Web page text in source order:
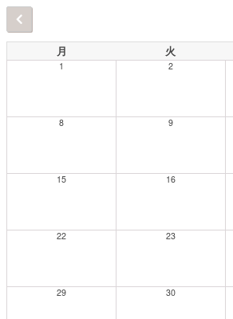
月 火
1 2
8 9
15 16
22 23
29 30